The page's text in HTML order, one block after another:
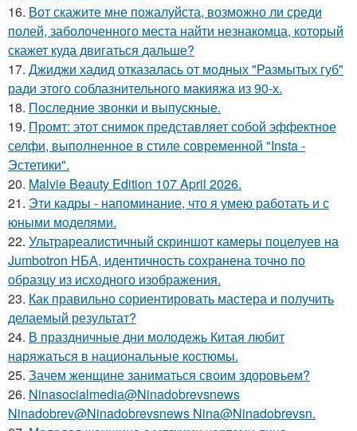
16. Вот скажите мне пожалуйста, возможно ли среди
полей, заболоченного места найти незнакомца, который
скажет куда двигаться дальше?
17. Джиджи хадид отказалась от модных "Размытых губ"
ради этого соблазнительного макияжа из 90-х.
18. Последние звонки и выпускные.
19. Промт: этот снимок представляет собой эффектное
селфи, выполненное в стиле современной "Insta -
Эстетики".
20. Malvie Beauty Edition 107 April 2026.
21. Эти кадры - напоминание, что я умею работать и с
юными моделями.
22. Ультрареалистичный скриншот камеры поцелуев на
Jumbotron НБА, идентичность сохранена точно по
образцу из исходного изображения.
23. Как правильно сориентировать мастера и получить
делаемый результат?
24. В праздничные дни молодежь Китая любит
наряжаться в национальные костюмы.
25. Зачем женщине заниматься своим здоровьем?
26. Ninasocialmedia@Ninadobrevsnews
Ninadobrev@Ninadobrevsnews Nina@Ninadobrevsn.